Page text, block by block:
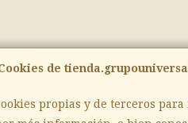
de
propias y de terceros